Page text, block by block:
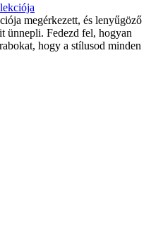
megérkezett, és lenyűgöző
ünnepli. Fedezd fel, hogyan
hogy a stílusod minden